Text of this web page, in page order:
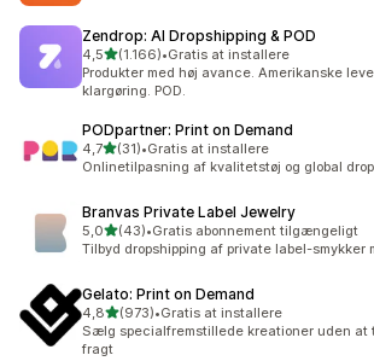
Zendrop: AI Dropshipping & POD
4,5ud af 5 stjerner
(1.166)
1166 anmeldelser i alt
•Gratis at installere
Produkter med høj avance. Amerikanske
klargøring. POD.
PODpartner: Print on Demand
4,7ud af 5 stjerner
(31)
31 anmeldelser i alt
•Gratis at installere
Onlinetilpasning af kvalitetstøj og global
Branvas Private Label Jewelry
5,0ud af 5 stjerner
(43)
43 anmeldelser i alt
•Gratis abonnement tilgængeligt
Tilbyd dropshipping af private label-smykker
Gelato: Print on Demand
4,8ud af 5 stjerner
(973)
973 anmeldelser i alt
•Gratis at installere
Sælg specialfremstillede kreationer uden at
fragt